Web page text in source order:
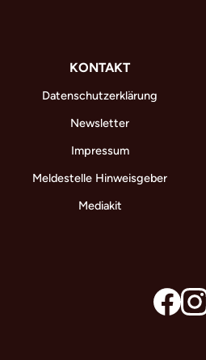
KONTAKT
Datenschutzerklärung
Newsletter
Impressum
Meldestelle Hinweisgeber
Mediakit